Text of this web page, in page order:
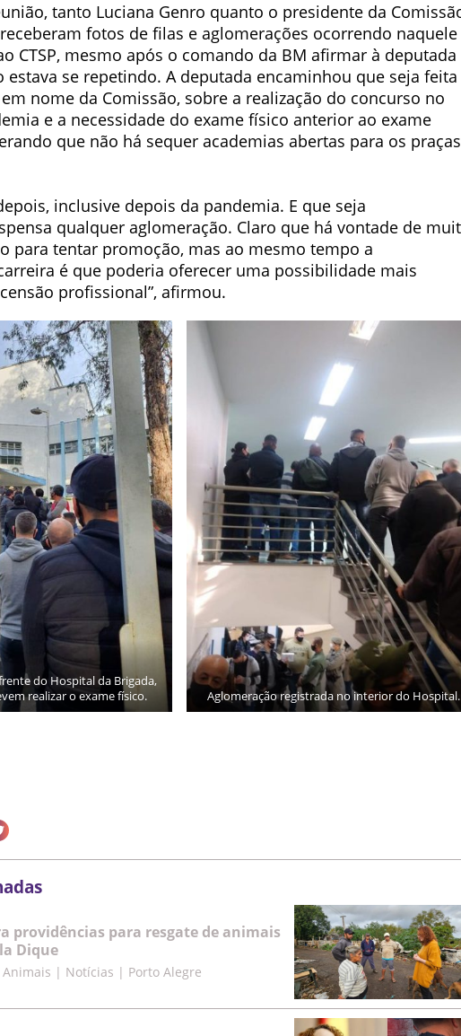
tanto Luciana Genro quanto o presidente da
receberam fotos de filas e aglomerações ocorrendo naquele
CTSP, mesmo após o comando da BM afirmar à deputada
estava se repetindo. A deputada encaminhou que seja feita
nome da Comissão, sobre a realização do concurso no
e a necessidade do exame físico anterior ao exame
que não há sequer academias abertas para os praças
inclusive depois da pandemia. E que seja
qualquer aglomeração. Claro que há vontade de
para tentar promoção, mas ao mesmo tempo a
é que poderia oferecer uma possibilidade mais
profissional”, afirmou.
do Hospital da Brigada,
realizar o exame físico.
Aglomeração registrada no interior do Hospital.
providências para resgate de animais
Dique
Animais | Notícias | Porto Alegre